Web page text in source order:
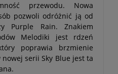
przewodu. Nowa
pozwoli odróżnić ją od
Purple Rain. Znakiem
Melodiki jest rdzeń
poprawia brzmienie
serii Sky Blue jest ta